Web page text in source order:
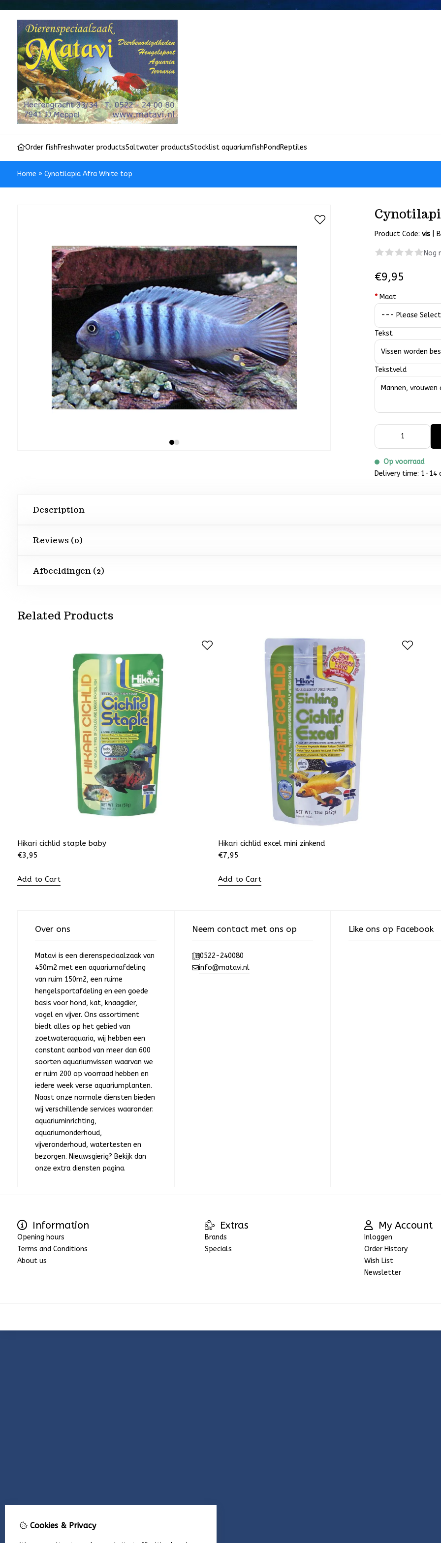
Order fishFreshwater productsSaltwater productsStocklist aquariumfishPondReptiles
Home » Cynotilapia Afra White top
Product Code:vis
Nog
€9,95
* Maat
Tekst
Tekstveld
Op voorraad
Delivery time: 1-14
Description
Reviews (0)
Afbeeldingen (2)
Related Products
Hikari cichlid staple baby
€3,95
Add to Cart
Hikari cichlid excel mini zinkend
€7,95
Add to Cart
Over ons
Matavi is een dierenspeciaalzaak van
450m2 met een aquariumafdeling
van ruim 150m2, een ruime
hengelsportafdeling en een goede
basis voor hond, kat, knaagdier,
vogel en vijver. Ons assortiment
biedt alles op het gebied van
zoetwateraquaria, wij hebben een
constant aanbod van meer dan 600
soorten aquariumvissen waarvan we
er ruim 200 op voorraad hebben en
iedere week verse aquariumplanten.
Naast onze normale diensten bieden
wij verschillende services waaronder:
aquariuminrichting,
aquariumonderhoud,
vijveronderhoud, watertesten en
bezorgen. Nieuwsgierig? Bekijk dan
onze extra diensten pagina.
Neem contact met ons op
0522-240080
info@matavi.nl
Like ons op Facebook
Information
Opening hours
Terms and Conditions
About us
Extras
Brands
Specials
My Account
Inloggen
Order History
Wish List
Newsletter
Cookies & Privacy